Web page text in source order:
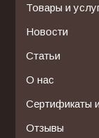
Товары и
Новости
Статьи
О нас
Сертификаты
Отзывы